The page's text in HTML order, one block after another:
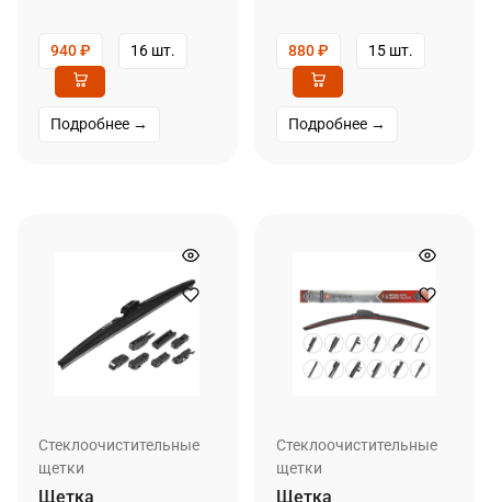
940₽ 16 шт.
Подробнее →
880₽ 15 шт.
Подробнее →
Стеклоочистительные
щетки
Щетка
Стеклоочистительные
щетки
Щетка